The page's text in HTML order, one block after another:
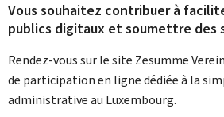
Vous souhaitez contribuer à
publics digitaux et soumettre des
Rendez-vous sur le site Zesumme
de participation en ligne dédiée à la
administrative au Luxembourg.